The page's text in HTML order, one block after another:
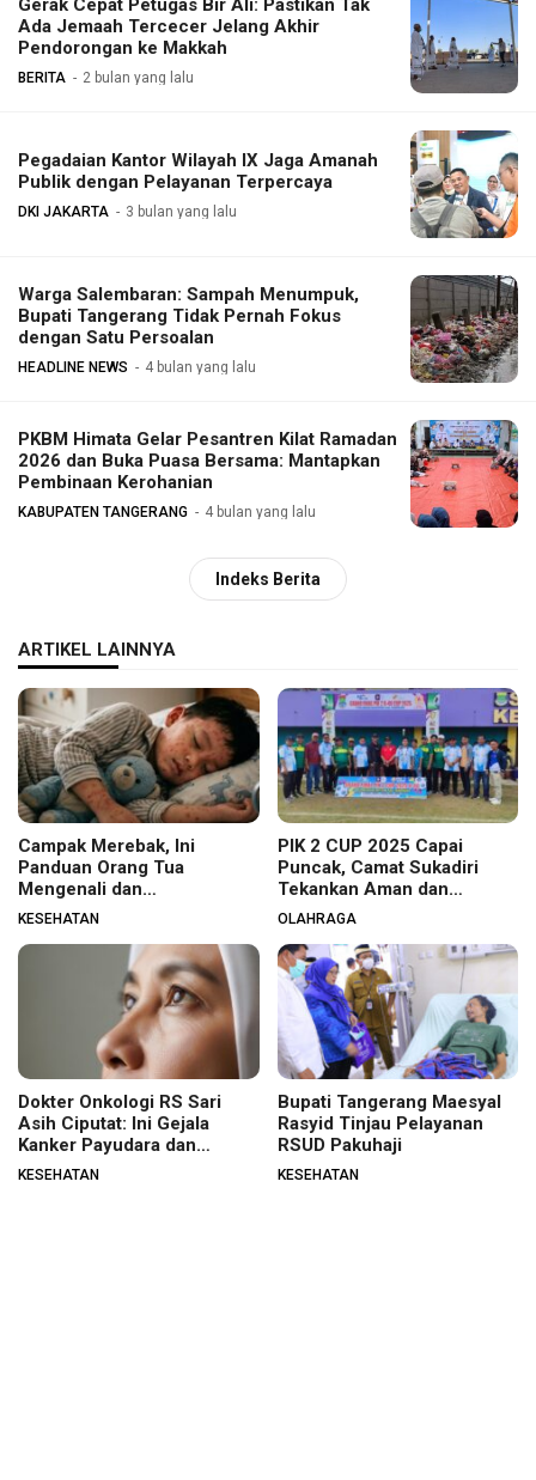
Gerak Cepat Petugas Bir Ali: Pastikan Tak
Ada Jemaah Tercecer Jelang Akhir
Pendorongan ke Makkah
BERITA 2 bulan yang lalu
Pegadaian Kantor Wilayah IX Jaga Amanah
Publik dengan Pelayanan Terpercaya
DKI JAKARTA 3 bulan yang lalu
Warga Salembaran: Sampah Menumpuk,
Bupati Tangerang Tidak Pernah Fokus
dengan Satu Persoalan
HEADLINE NEWS 4 bulan yang lalu
PKBM Himata Gelar Pesantren Kilat Ramadan
2026 dan Buka Puasa Bersama: Mantapkan
Pembinaan Kerohanian
KABUPATEN TANGERANG 4 bulan yang lalu
Indeks Berita
ARTIKEL LAINNYA
Campak Merebak, Ini
Panduan Orang Tua
Mengenali dan
Menanganinya pada Anak
KESEHATAN
PIK 2 CUP 2025 Capai
Puncak, Camat Sukadiri
Tekankan Aman dan
Kondusif
OLAHRAGA
Dokter Onkologi RS Sari
Asih Ciputat: Ini Gejala
Kanker Payudara dan
Pencegahannya
KESEHATAN
Bupati Tangerang Maesyal
Rasyid Tinjau Pelayanan
RSUD Pakuhaji
KESEHATAN